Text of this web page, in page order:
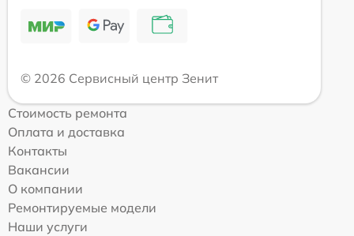
© 2026 Сервисный центр Зенит
Стоимость ремонта
Оплата и доставка
Контакты
Вакансии
О компании
Ремонтируемые модели
Наши услуги